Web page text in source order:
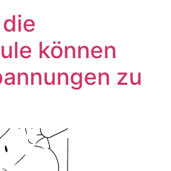
können
zu